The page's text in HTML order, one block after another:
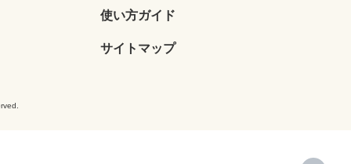
使い方ガイド
サイトマップ